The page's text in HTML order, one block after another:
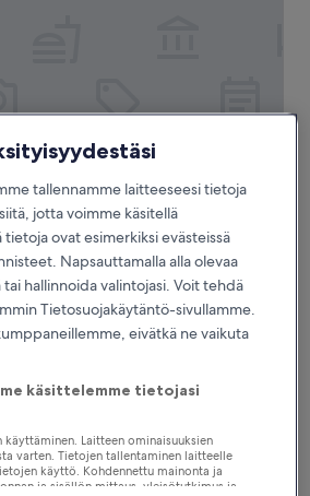
Airport Hotel &
Airport Hotel & Suites
arvostelua)
sisältää verot ja maksut
Incheon Airport
tallennamme laitteeseesi tietoja
jotta voimme käsitellä
ovat esimerkiksi evästeissä
Napsauttamalla alla olevaa
tai hallinnoida valintojasi. Voit tehdä
Tietosuojakäytäntö-sivullamme.
eivätkä ne vaikuta
käsittelemme tietojasi
Laitteen ominaisuuksien
varten. Tietojen tallentaminen laitteelle
käyttö. Kohdennettu mainonta ja
ja sisällön mittaus, yleisötutkimus ja